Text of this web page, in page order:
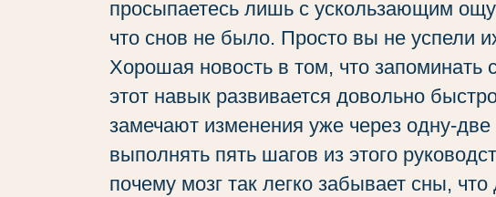
просыпаетесь лишь с ускользающим
что снов не было. Просто вы не успели
Хорошая новость в том, что запоминать
этот навык развивается довольно
замечают изменения уже через одну-
выполнять пять шагов из этого
почему мозг так легко забывает сны,